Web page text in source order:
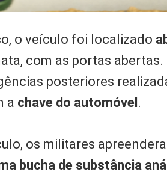
o veículo foi localizado
com as portas
posteriores
a chave do automóvel .
os militares
bucha de substância